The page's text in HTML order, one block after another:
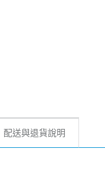
配送與退貨說明